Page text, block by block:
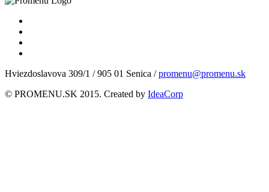
Hviezdoslavova 309/1 / 905 01 Senica /promenu@promenu.sk
© PROMENU.SK 2015. Created by IdeaCorp